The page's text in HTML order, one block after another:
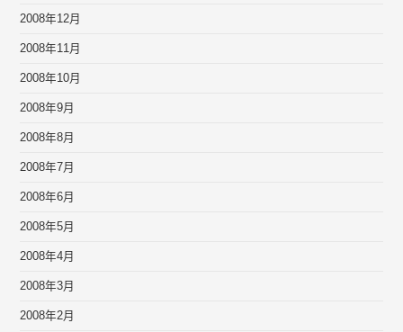
2008年12月
2008年11月
2008年10月
2008年9月
2008年8月
2008年7月
2008年6月
2008年5月
2008年4月
2008年3月
2008年2月